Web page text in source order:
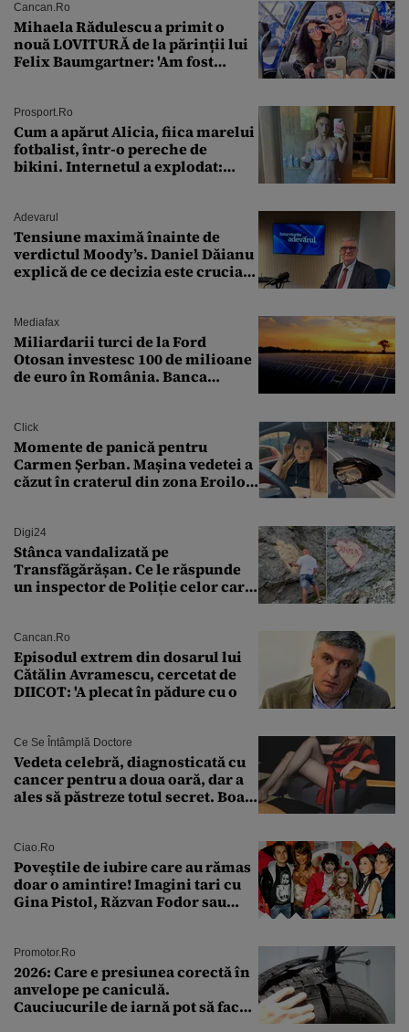
Cancan.ro
Mihaela Rădulescu a primit o
nouă LOVITURĂ de la părinții lui
Felix Baumgartner: 'Am fost
Prosport.ro
Cum a apărut Alicia, fiica marelui
fotbalist, într-o pereche de
bikini. Internetul a explodat:
Adevarul
Tensiune maximă înainte de
verdictul Moody’s. Daniel Dăianu
explică de ce decizia este crucială
Mediafax
Miliardarii turci de la Ford
Otosan investesc 100 de milioane
de euro în România. Banca
Click
Momente de panică pentru
Carmen Șerban. Mașina vedetei a
căzut în craterul din zona Eroilor:
Digi24
Stânca vandalizată pe
Transfăgărășan. Ce le răspunde
un inspector de Poliție celor care
Cancan.ro
Episodul extrem din dosarul lui
Cătălin Avramescu, cercetat de
DIICOT: 'A plecat în pădure cu o
Ce Se Întâmplă Doctore
Vedeta celebră, diagnosticată cu
cancer pentru a doua oară, dar a
ales să păstreze totul secret. Boala
Ciao.ro
Poveştile de iubire care au rămas
doar o amintire! Imagini tari cu
Gina Pistol, Răzvan Fodor sau
Promotor.ro
2026: Care e presiunea corectă în
anvelope pe caniculă.
Cauciucurile de iarnă pot să facă